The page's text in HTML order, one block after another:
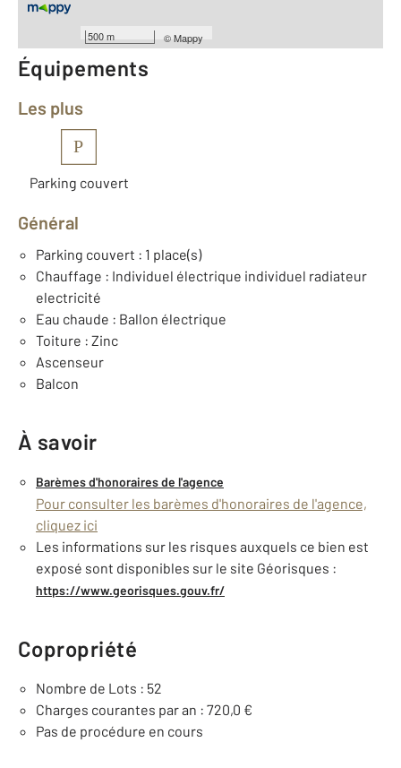
500 m ©Mappy
Année construction : 2026
Équipements
Les plus
P
Parking couvert
Général
Parking couvert : 1 place(s)
Chauffage : Individuel électrique individuel radiateur
electricité
Eau chaude : Ballon électrique
Toiture : Zinc
Ascenseur
Balcon
À savoir
Barèmes d'honoraires de l'agence
Pour consulter les barèmes d'honoraires de l'agence,
cliquez ici
Les informations sur les risques auxquels ce bien est
exposé sont disponibles sur le site Géorisques :
https://www.georisques.gouv.fr/
Copropriété
Nombre de Lots : 52
Charges courantes par an : 720,0 €
Pas de procédure en cours